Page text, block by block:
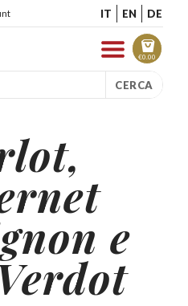
IT EN DE
€0.00
CERCA
e